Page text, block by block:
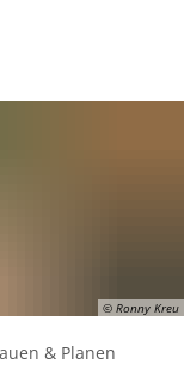
© Ronny Kreu
& Planen